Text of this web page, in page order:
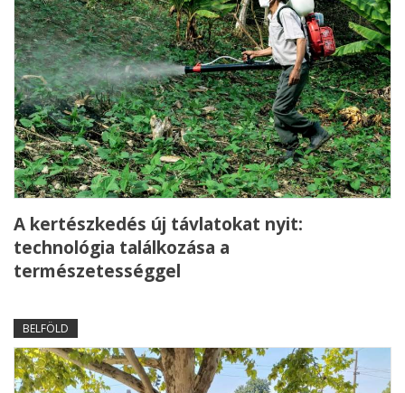
A kertészkedés új távlatokat nyit:
technológia találkozása a
természetességgel
BELFÖLD